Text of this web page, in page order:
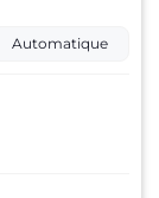
Automatique